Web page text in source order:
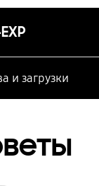
и загрузки